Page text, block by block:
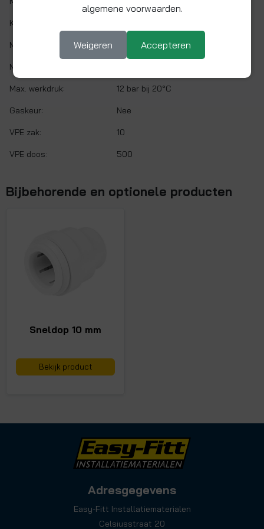
Kleur:
Min. werktemp.:
Max. werktemp.:
Max. werkdruk: 12 bar bij 20°C
Gaskeur: Nee
VPE zak: 10
VPE doos: 500
Bijbehorende en optionele producten
Sneldop 10 mm
Bekijk product
Adresgegevens
Easy-Fitt Installatiematerialen
Celsiusstraat 20
algemene voorwaarden.
Weigeren Accepteren